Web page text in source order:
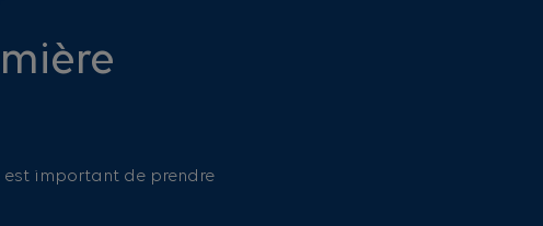
est important de prendre